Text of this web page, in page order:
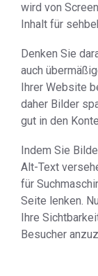
wird von
Inhalt für
Denken Sie
auch
Ihrer Website
daher Bilder
gut in den
Indem Sie
Alt-Text
für
Seite lenken.
Ihre
Besucher